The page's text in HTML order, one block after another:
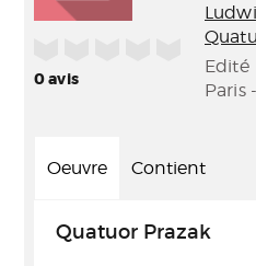
0avis
Paris
Oeuvre Contient
Quatuor Prazak